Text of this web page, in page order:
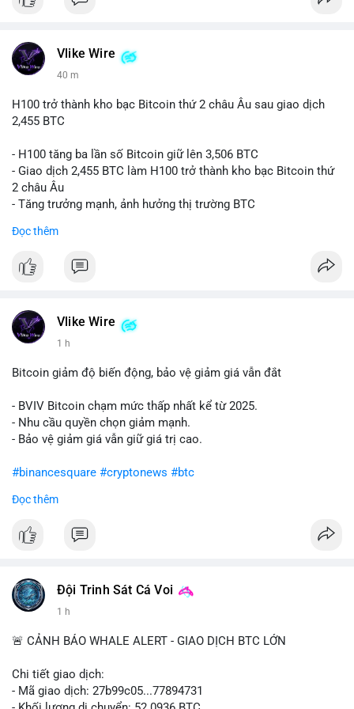
📰 Nguồn: CoinDesk
Vlike Wire
40 m
H100 trở thành kho bạc Bitcoin thứ 2 châu Âu sau giao dịch
2,455 BTC
- H100 tăng ba lần số Bitcoin giữ lên 3,506 BTC
- Giao dịch 2,455 BTC làm H100 trở thành kho bạc Bitcoin thứ
2 châu Âu
- Tăng trưởng mạnh, ảnh hưởng thị trường BTC
#binancesquare
$btc
📰 Nguồn: Cointelegraph
Đọc thêm
Vlike Wire
1 h
Bitcoin giảm độ biến động, bảo vệ giảm giá vẫn đắt
- BVIV Bitcoin chạm mức thấp nhất kể từ 2025.
- Nhu cầu quyền chọn giảm mạnh.
- Bảo vệ giảm giá vẫn giữ giá trị cao.
#binancesquare #cryptonews #btc
$btc
#vlikevn #titanbot
Đọc thêm
Đội Trinh Sát Cá Voi
1 h
🚨 CẢNH BÁO WHALE ALERT - GIAO DỊCH BTC LỚN
Chi tiết giao dịch:
- Mã giao dịch: 27b99c05...77894731